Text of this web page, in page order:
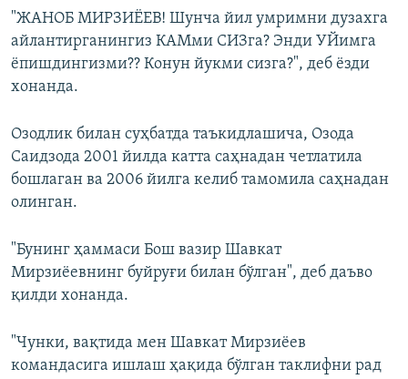
"ЖАНОБ МИРЗИЁЕВ! Шунча йил умримни дузахга
айлантирганингиз КАМми СИЗга? Энди УЙимга
ёпишдингизми?? Конун йукми сизга?", деб ёзди
хонанда.
Озодлик билан суҳбатда таъкидлашича, Озода
Саидзода 2001 йилда катта саҳнадан четлатила
бошлаган ва 2006 йилга келиб тамомила саҳнадан
олинган.
"Бунинг ҳаммаси Бош вазир Шавкат
Мирзиёевнинг буйруғи билан бўлган", деб даъво
қилди хонанда.
"Чунки, вақтида мен Шавкат Мирзиёев
командасига ишлаш ҳақида бўлган таклифни рад